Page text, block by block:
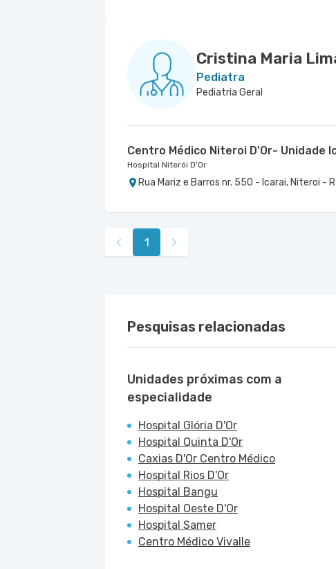
Cristina Maria
Pediatra
Pediatria Geral
Centro Médico Niteroi D'Or- Unidade
Hospital Niterói D'Or
Rua Mariz e Barros nr. 550 - Icarai, Niteroi -
1
Pesquisas relacionadas
Unidades próximas com a
especialidade
Hospital Glória D'Or
Hospital Quinta D'Or
Caxias D'Or Centro Médico
Hospital Rios D'Or
Hospital Bangu
Hospital Oeste D'Or
Hospital Samer
Centro Médico Vivalle